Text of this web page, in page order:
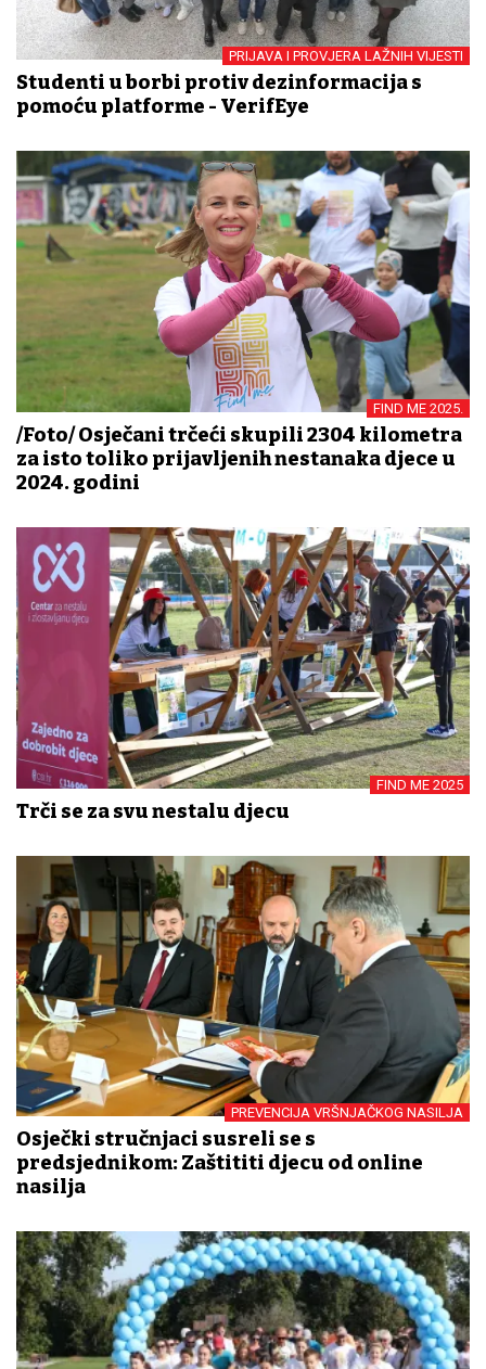
PRIJAVA I PROVJERA LAŽNIH VIJESTI
Studenti u borbi protiv dezinformacija s
pomoću platforme - VerifEye
FIND ME 2025.
/Foto/ Osječani trčeći skupili 2304 kilometra
za isto toliko prijavljenih nestanaka djece u
2024. godini
FIND ME 2025
Trči se za svu nestalu djecu
PREVENCIJA VRŠNJAČKOG NASILJA
Osječki stručnjaci susreli se s
predsjednikom: Zaštititi djecu od online
nasilja